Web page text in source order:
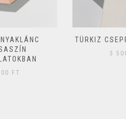
FT
TÜRKIZ
3